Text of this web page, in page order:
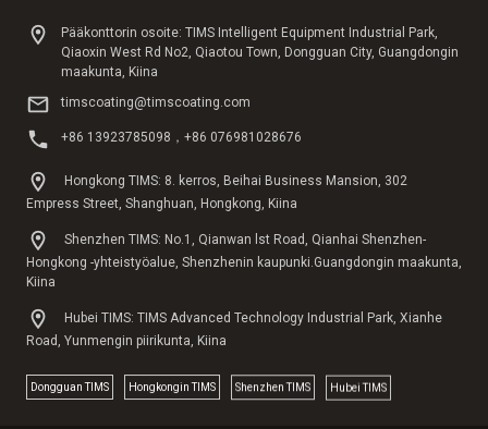
Pääkonttorin osoite: TIMS Intelligent Equipment Industrial Park,
Qiaoxin West Rd No2, Qiaotou Town, Dongguan City, Guangdongin
maakunta, Kiina
timscoating@timscoating.com
+86 13923785098，+86 076981028676
Hongkong TIMS: 8. kerros, Beihai Business Mansion, 302
Empress Street, Shanghuan, Hongkong, Kiina
Shenzhen TIMS: No.1, Qianwan lst Road, Qianhai Shenzhen-
Hongkong -yhteistyöalue, Shenzhenin kaupunki.Guangdongin maakunta,
Kiina
Hubei TIMS: TIMS Advanced Technology Industrial Park, Xianhe
Road, Yunmengin piirikunta, Kiina
Dongguan TlMS Hongkongin TIMS Shenzhen TIMS Hubei TIMS